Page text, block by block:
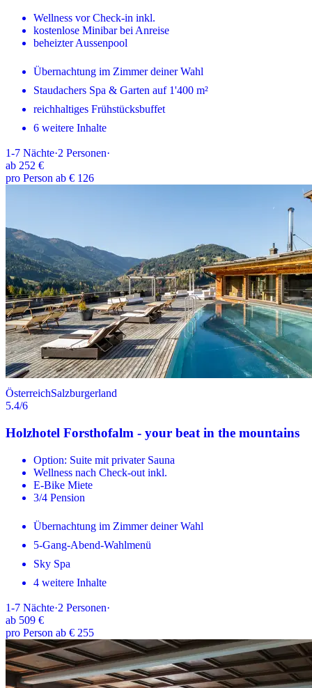
Wellness vor Check-in inkl.
kostenlose Minibar bei Anreise
beheizter Aussenpool
Übernachtung im Zimmer deiner Wahl
Staudachers Spa & Garten auf 1'400 m²
reichhaltiges Frühstücksbuffet
6 weitere Inhalte
1-7 Nächte·2 Personen·
ab 252 €
pro Person ab € 126
ÖsterreichSalzburgerland
5.4/6
Holzhotel Forsthofalm - your beat in the mountains
Option: Suite mit privater Sauna
Wellness nach Check-out inkl.
E-Bike Miete
3/4 Pension
Übernachtung im Zimmer deiner Wahl
5-Gang-Abend-Wahlmenü
Sky Spa
4 weitere Inhalte
1-7 Nächte·2 Personen·
ab 509 €
pro Person ab € 255